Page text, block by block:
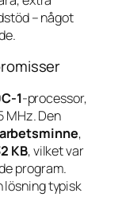
– något
1-processor,
MHz. Den
,
KB, vilket var
program.
lösning typisk